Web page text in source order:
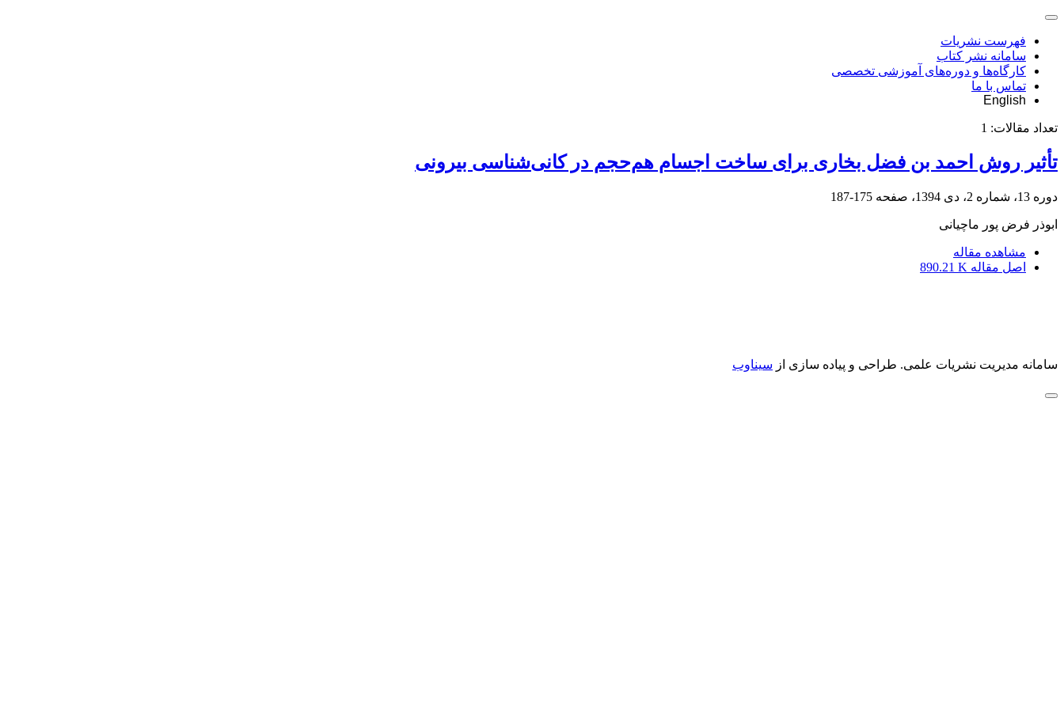
فهرست نشریات
سامانه نشر کتاب
کارگاه‌ها و دوره‌های آموزشی تخصصی
تماس با ما
English
تعداد مقالات: 1
تأثیر روش احمد بن فضل بخاری برای ساخت اجسام هم‌حجم در کانی‌شناسی بیرونی
دوره 13، شماره 2، دی 1394، صفحه 175-187
ابوذر فرض پور ماچیانی
مشاهده مقاله
اصل مقاله 890.21 K
سامانه مدیریت نشریات علمی. طراحی و پیاده سازی از سیناوب